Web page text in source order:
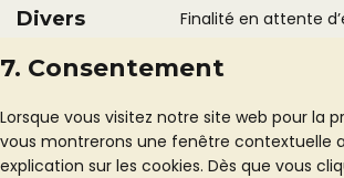
Divers Finalité en attente
7. Consentement
Lorsque vous visitez notre site web pour la
vous montrerons une fenêtre contextuelle
explication sur les cookies. Dès que vous